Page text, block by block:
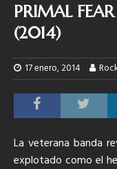
PRIMAL
(2014)
17 enero, 2014
La veterana banda
explotado como el